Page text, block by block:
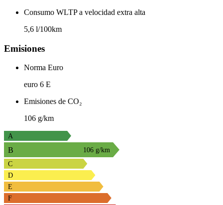
Consumo WLTP a velocidad extra alta
5,6 l/100km
Emisiones
Norma Euro
euro 6 E
Emisiones de CO₂
106 g/km
A
B
106 g/km
C
D
E
F